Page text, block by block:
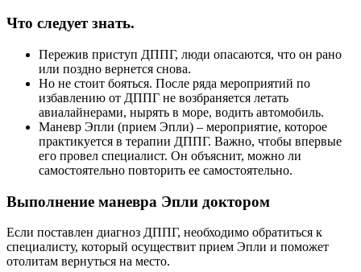
Что следует знать.
Пережив приступ ДППГ, люди опасаются, что он рано
или поздно вернется снова.
Но не стоит бояться. После ряда мероприятий по
избавлению от ДППГ не возбраняется летать
авиалайнерами, нырять в море, водить автомобиль.
Маневр Эпли (прием Эпли) – мероприятие, которое
практикуется в терапии ДППГ. Важно, чтобы впервые
его провел специалист. Он объяснит, можно ли
самостоятельно повторить ее самостоятельно.
Выполнение маневра Эпли доктором
Если поставлен диагноз ДППГ, необходимо обратиться к
специалисту, который осуществит прием Эпли и поможет
отолитам вернуться на место.